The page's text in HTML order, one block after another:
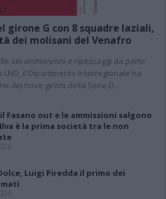
girone G con 8 squadre laziali,
dei molisani del Venafro
sei ammissioni e ripescaggi da parte
LND, il Dipartimento Interregionale ha
dei nove gironi della Serie D…
Fasano out e le ammissioni salgono
è la prima società tra le non
Luigi Piredda il primo dei